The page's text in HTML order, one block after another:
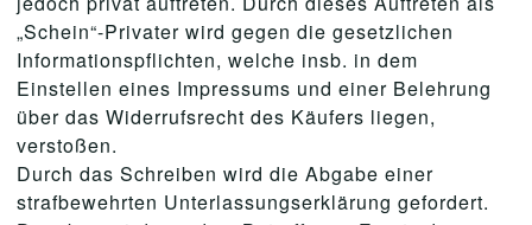
„Schein“-Privater wird gegen die gesetzlichen
Informationspflichten, welche insb. in dem
Einstellen eines Impressums und einer Belehrung
über das Widerrufsrecht des Käufers liegen,
verstoßen.
Durch das Schreiben wird die Abgabe einer
strafbewehrten Unterlassungserklärung gefordert.